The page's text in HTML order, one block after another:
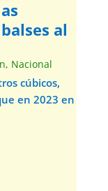
al
, Nacional
cúbicos,
en 2023 en